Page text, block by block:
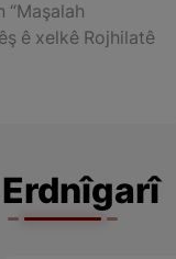
“Maşalah
ê xelkê Rojhilatê
Erdnîgarî